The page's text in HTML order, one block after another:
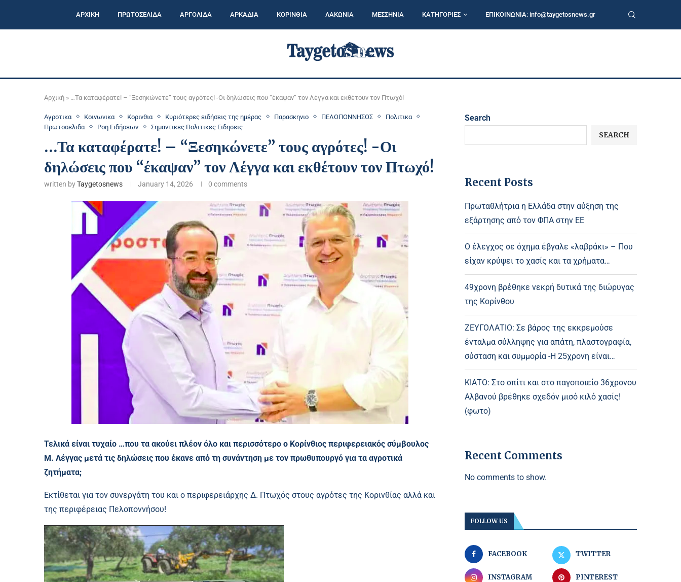
ΑΡΧΙΚΗ ΠΡΩΤΟΣΕΛΙΔΑ ΑΡΓΟΛΙΔΑ ΑΡΚΑΔΙΑ ΚΟΡΙΝΘΙΑ ΛΑΚΩΝΙΑ ΜΕΣΣΗΝΙΑ ΚΑΤΗΓΟΡΙΕΣ ΕΠΙΚΟΙΝΩΝΙΑ: info@taygetosnews.gr
Αρχική » …Τα καταφέρατε! – “Ξεσηκώνετε” τους αγρότες! -Οι δηλώσεις που “έκαψαν” τον Λέγγα και εκθέτουν τον Πτωχό!
Αγροτικα Κοινωνικα Κορινθια Κυριότερες ειδήσεις της ημέρας Παρασκηνιο ΠΕΛΟΠΟΝΝΗΣΟΣ
Πολιτικα
Πρωτοσελιδα
Ροη Ειδήσεων Σημαντικες Πολιτικες Ειδησεις
…Τα καταφέρατε! – “Ξεσηκώνετε” τους αγρότες! -Οι
δηλώσεις που “έκαψαν” τον Λέγγα και εκθέτουν τον Πτωχό!
written byTaygetosnews January 14, 2026 0 comments
Τελικά είναι τυχαίο …που τα ακούει πλέον όλο και περισσότερο ο Κορίνθιος περιφερειακός σύμβουλος
Μ. Λέγγας μετά τις δηλώσεις που έκανε από τη συνάντηση με τον πρωθυπουργό για τα αγροτικά
ζητήματα;
Εκτίθεται για τον συνεργάτη του και ο περιφερειάρχης Δ. Πτωχός στους αγρότες της Κορινθίας αλλά και
της περιφέρειας Πελοποννήσου!
Search
SEARCH
Recent Posts
Πρωταθλήτρια η Ελλάδα στην αύξηση της
εξάρτησης από τον ΦΠΑ στην ΕΕ
Ο έλεγχος σε όχημα έβγαλε «λαβράκι» – Που
είχαν κρύψει το χασίς και τα χρήματα…
49χρονη βρέθηκε νεκρή δυτικά της διώρυγας
της Κορίνθου
ΖΕΥΓΟΛΑΤΙΟ: Σε βάρος της εκκρεμούσε
ένταλμα σύλληψης για απάτη, πλαστογραφία,
σύσταση και συμμορία -Η 25χρονη είναι…
ΚΙΑΤΟ: Στο σπίτι και στο παγοποιείο 36χρονου
Αλβανού βρέθηκε σχεδόν μισό κιλό χασίς!
(φωτο)
Recent Comments
No comments to show.
FOLLOW US
FACEBOOK TWITTER
INSTAGRAM PINTEREST